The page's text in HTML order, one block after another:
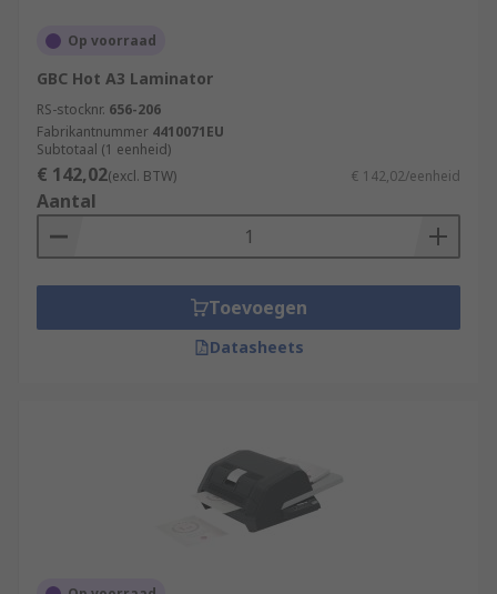
Op voorraad
GBC Hot A3 Laminator
RS-stocknr. 656-206
Fabrikantnummer 4410071EU
Subtotaal (1 eenheid)
€ 142,02(excl. BTW) € 142,02/eenheid
Aantal
Toevoegen
Datasheets